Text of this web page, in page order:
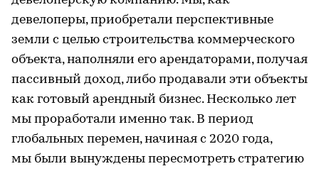
девелоперы, приобретали перспективные
земли с целью строительства коммерческого
объекта, наполняли его арендаторами, получая
пассивный доход, либо продавали эти объекты
как готовый арендный бизнес. Несколько лет
мы проработали именно так. В период
глобальных перемен, начиная с 2020 года,
мы были вынуждены пересмотреть стратегию